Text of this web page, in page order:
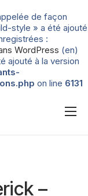
de façon
style » a été ajouté
:
WordPress (en)
ajouté à la version
on line 6131
–